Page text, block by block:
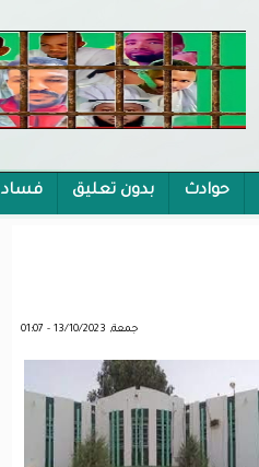
حوادث بدون تعليق فساد
جمعة, 13/10/2023 - 01:07